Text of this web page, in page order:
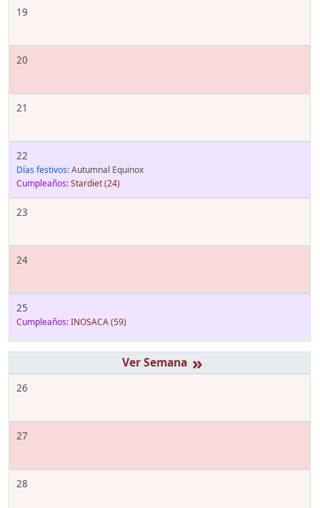
19
20
21
22
Días festivos:Autumnal Equinox
Cumpleaños:Stardiet(24)
23
24
25
Cumpleaños:INOSACA(59)
»
26
27
28